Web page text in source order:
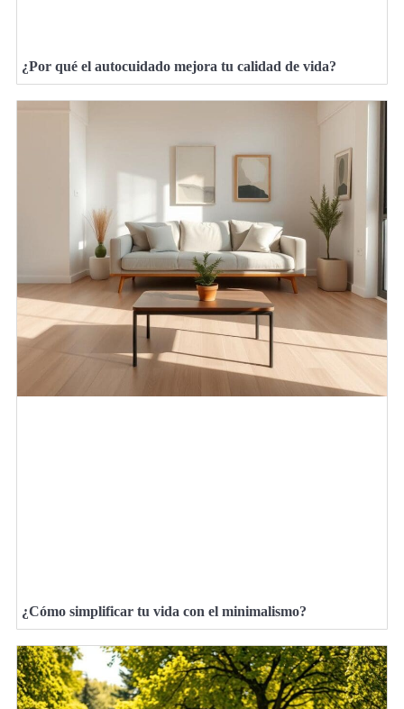
¿Por qué el autocuidado mejora tu calidad de vida?
¿Cómo simplificar tu vida con el minimalismo?